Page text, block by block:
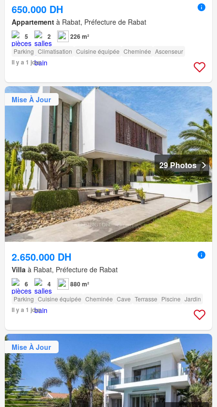
650.000 DH
Appartement à Rabat, Préfecture de Rabat
5 2 226 m²
Parking Climatisation Cuisine équipée Cheminée Ascenseur
Il y a 1 jour
Mise À Jour
29 Photos
2.650.000 DH
Villa à Rabat, Préfecture de Rabat
6 4 880 m²
Parking Cuisine équipée Cheminée Cave Terrasse Piscine Jardin
Il y a 1 jour
Mise À Jour